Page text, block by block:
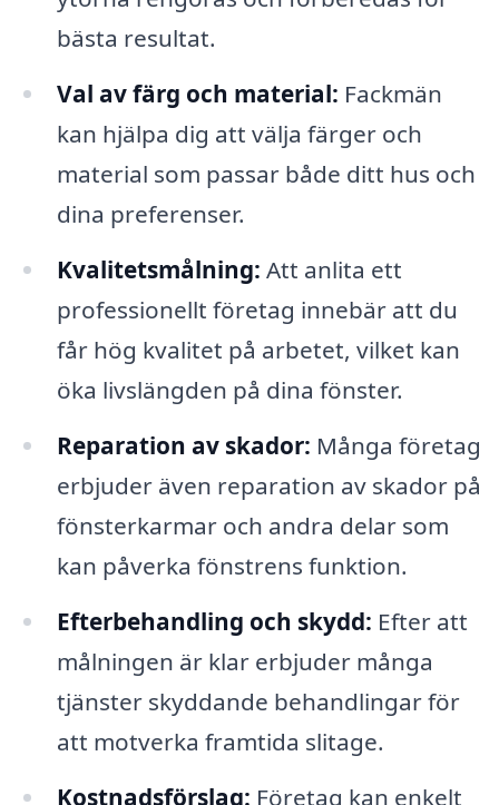
bästa resultat.
Val av färg och material: Fackmän
kan hjälpa dig att välja färger och
material som passar både ditt hus och
dina preferenser.
Kvalitetsmålning: Att anlita ett
professionellt företag innebär att du
får hög kvalitet på arbetet, vilket kan
öka livslängden på dina fönster.
Reparation av skador: Många företag
erbjuder även reparation av skador på
fönsterkarmar och andra delar som
kan påverka fönstrens funktion.
Efterbehandling och skydd: Efter att
målningen är klar erbjuder många
tjänster skyddande behandlingar för
att motverka framtida slitage.
Kostnadsförslag: Företag kan enkelt